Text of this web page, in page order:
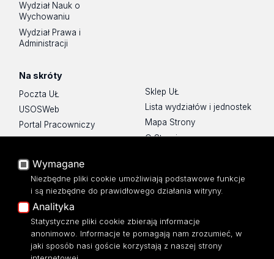
Wydział Nauk o
Wychowaniu
Wydział Prawa i
Administracji
Na skróty
Poczta UŁ
USOSWeb
Portal Pracowniczy
Baza Aktów Własnych
Moodle
Eksperci UŁ
Polityka Prywatności
Dostępność
Sklep UŁ
Lista wydziałów i jednostek
Mapa Strony
O Stronie
Wymagane
Niezbędne pliki cookie umożliwiają podstawowe funkcje
i są niezbędne do prawidłowego działania witryny.
Analityka
Statystyczne pliki cookie zbierają informacje
anonimowo. Informacje te pomagają nam zrozumieć, w
jaki sposób nasi goście korzystają z naszej strony